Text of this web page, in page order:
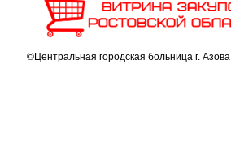
©Центральная городская больница г. Азова